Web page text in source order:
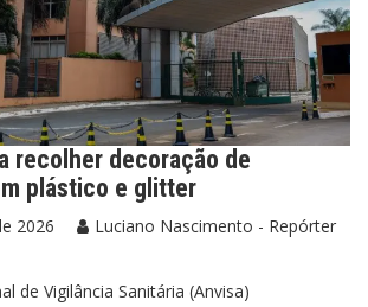
recolher decoração de
plástico e glitter
2026
Luciano Nascimento - Repórter
de Vigilância Sanitária (Anvisa)